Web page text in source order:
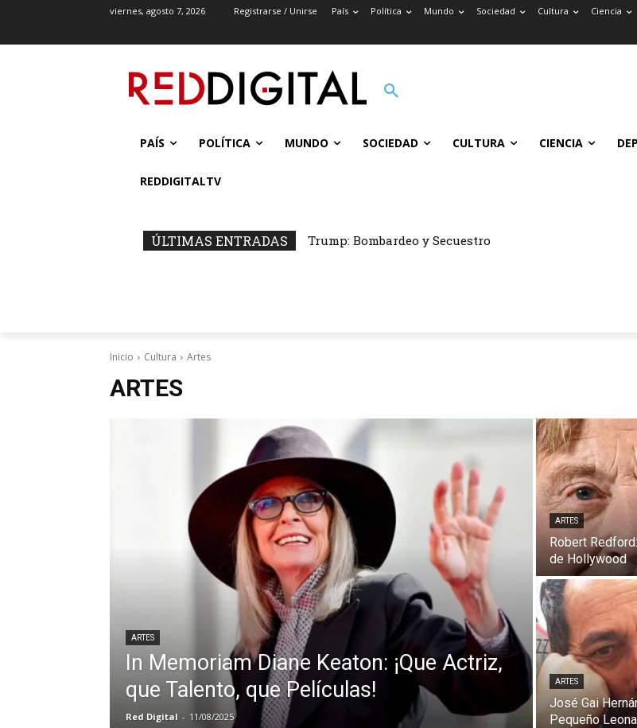
viernes, agosto 7, 2026 Registrarse / Unirse País Política Mundo Sociedad Cultura Ciencia
PAÍS POLÍTICA MUNDO SOCIEDAD CULTURA CIENCIA
REDDIGITALTV
ÚLTIMAS ENTRADAS Trump: Bombardeo y Secuestro
Inicio Cultura Artes
ARTES
ARTES
In Memoriam Diane Keaton: ¡Que Actriz,
que Talento, que Películas!
Red Digital - 11/08/2025
ARTES
Robert
de Hollywood
ARTES
José Gai
Pequeño